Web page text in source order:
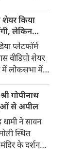
मूसलाधार
जैसी स्थिति
की है।
इलाकों से
व पहाड़ी
48 घंटों के
भारी बारिश
शेयर किया
लेकिन
प्लेटफॉर्म
वीडियो शेयर
में लोकसभा में
डॉगी नूरी के
दिखाई दे रहे
ने लोगों से
प्यार,
रखने की
गोपीनाथ
से अपील
धामी ने सावन
स्थित
मंदिर के दर्शन